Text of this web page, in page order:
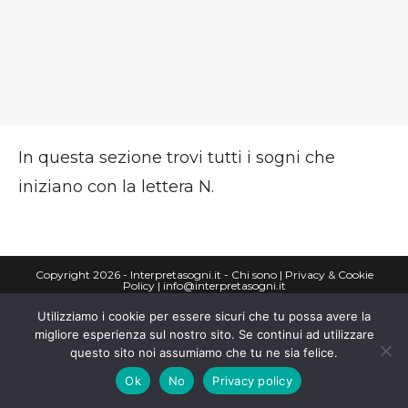
In questa sezione trovi tutti i sogni che
iniziano con la lettera N.
Copyright 2026 - Interpretasogni.it - Chi sono| Privacy & Cookie
Policy| info@interpretasogni.it
Utilizziamo i cookie per essere sicuri che tu possa avere la
migliore esperienza sul nostro sito. Se continui ad utilizzare
questo sito noi assumiamo che tu ne sia felice.
Ok
No Privacy policy